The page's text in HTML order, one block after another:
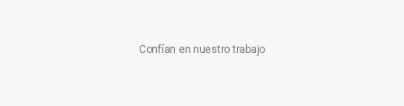
Confían en nuestro trabajo